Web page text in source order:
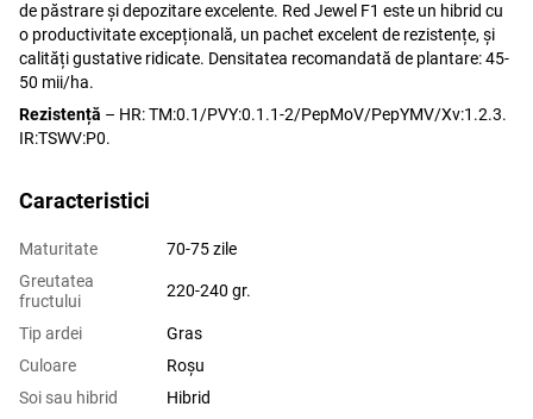
de păstrare și depozitare excelente. Red Jewel F1 este un hibrid cu
o productivitate excepțională, un pachet excelent de rezistențe, și
calități gustative ridicate. Densitatea recomandată de plantare: 45-
50 mii/ha.
Rezistență – HR: TM:0.1/PVY:0.1.1-2/PepMoV/PepYMV/Xv:1.2.3.
IR:TSWV:P0.
Caracteristici
Maturitate
70-75 zile
Greutatea
fructului
220-240 gr.
Tip ardei
Gras
Culoare
Roșu
Soi sau hibrid
Hibrid